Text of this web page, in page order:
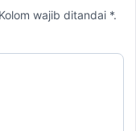
wajib ditandai *.